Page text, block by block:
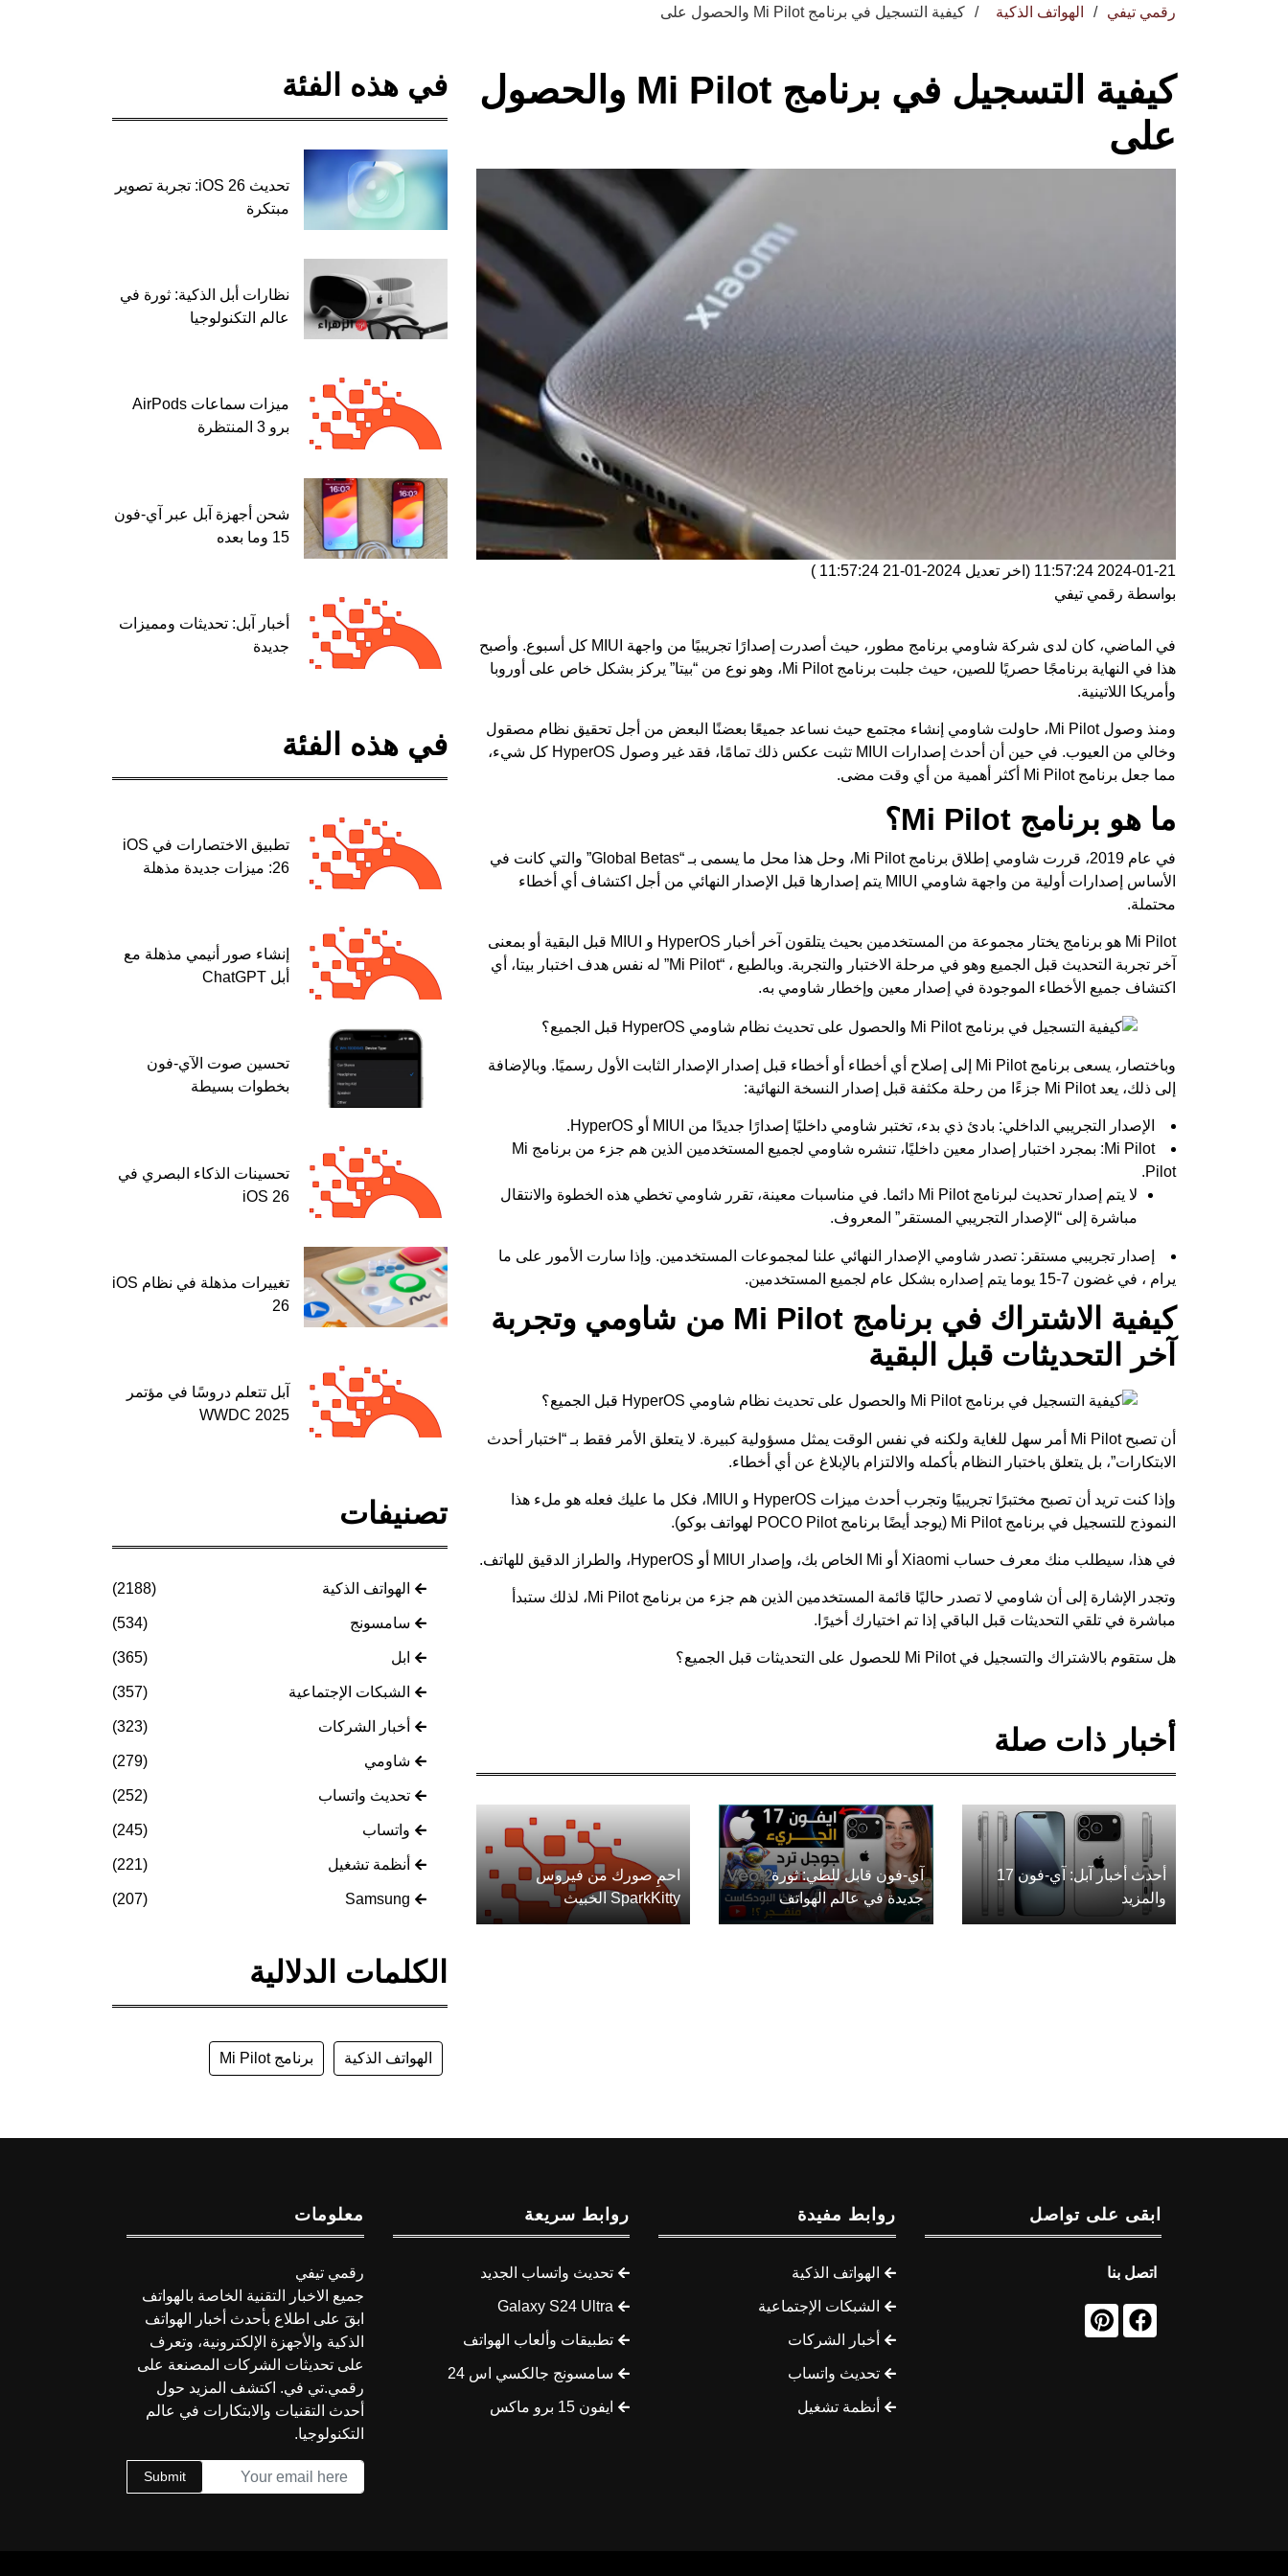
رقمي تيفي الهواتف الذكية كيفية التسجيل في برنامج Mi Pilot والحصول على
كيفية التسجيل في برنامج Mi Pilot والحصول
على
2024-01-21 11:57:24 (اخر تعديل 2024-01-21 11:57:24
)
بواسطة رقمي تيفي
في الماضي، كان لدى شركة شاومي برنامج مطور، حيث أصدرت إصدارًا تجريبيًا من واجهة MIUI كل أسبوع. وأصبح
هذا في النهاية برنامجًا حصريًا للصين، حيث جلبت برنامج Mi Pilot
، وهو نوع من “بيتا” يركز بشكل خاص على أوروبا
وأمريكا اللاتينية.
ومنذ وصول Mi Pilot، حاولت شاومي إنشاء مجتمع حيث نساعد جميعًا بعضنًا البعض من أجل تحقيق نظام مصقول
وخالي من العيوب. في حين أن أحدث إصدارات MIUI تثبت عكس ذلك تمامًا، فقد غير وصول HyperOS كل شيء،
مما جعل برنامج Mi Pilot أكثر أهمية من أي وقت مضى.
ما هو برنامج Mi Pilot؟
في عام 2019، قررت شاومي إطلاق برنامج Mi Pilot، وحل هذا محل ما يسمى بـ “Global Betas” والتي كانت في
الأساس إصدارات أولية من واجهة شاومي MIUI يتم إصدارها قبل الإصدار النهائي من أجل اكتشاف أي أخطاء
محتملة.
Mi Pilot هو برنامج يختار مجموعة من المستخدمين بحيث يتلقون آخر أخبار HyperOS و MIUI قبل البقية أو بمعنى
آخر تجربة التحديث قبل الجميع وهو في مرحلة الاختبار والتجربة. وبالطبع ، “Mi Pilot” له نفس هدف اختبار بيتا، أي
اكتشاف جميع الأخطاء الموجودة في إصدار معين وإخطار شاومي به.
وباختصار، يسعى برنامج Mi Pilot إلى إصلاح أي أخطاء أو أخطاء قبل إصدار الإصدار الثابت الأول رسميًا. وبالإضافة
إلى ذلك، يعد Mi Pilot جزءًا من رحلة مكثفة قبل إصدار النسخة النهائية:
الإصدار التجريبي الداخلي: بادئ ذي بدء، تختبر شاومي داخليًا إصدارًا جديدًا من MIUI أو HyperOS.
Mi Pilot: بمجرد اختبار إصدار معين داخليًا، تنشره شاومي لجميع المستخدمين الذين هم جزء من برنامج Mi
Pilot.
لا يتم إصدار تحديث لبرنامج Mi Pilot دائما. في مناسبات معينة، تقرر شاومي تخطي هذه الخطوة والانتقال
مباشرة إلى “الإصدار التجريبي المستقر” المعروف.
إصدار تجريبي مستقر: تصدر شاومي الإصدار النهائي علنا لمجموعات المستخدمين. وإذا سارت الأمور على ما
يرام ، في غضون 7-15 يوما يتم إصداره بشكل عام لجميع المستخدمين.
كيفية الاشتراك في برنامج Mi Pilot من شاومي وتجربة
آخر التحديثات قبل البقية
أن تصبح Mi Pilot أمر سهل للغاية ولكنه في نفس الوقت يمثل مسؤولية كبيرة. لا يتعلق الأمر فقط بـ “اختبار أحدث
الابتكارات”، بل يتعلق باختبار النظام بأكمله والالتزام بالإبلاغ عن أي أخطاء.
وإذا كنت تريد أن تصبح مختبرًا تجريبيًا وتجرب أحدث ميزات HyperOS و MIUI، فكل ما عليك فعله هو
ملء هذا
النموذج للتسجيل في برنامج Mi Pilot (يوجد أيضًا برنامج POCO Pilot لهواتف بوكو ).
في هذا، سيطلب منك معرف حساب Xiaomi أو Mi الخاص بك، وإصدار MIUI أو HyperOS، والطراز الدقيق للهاتف.
وتجدر الإشارة إلى أن شاومي لا تصدر حاليًا قائمة المستخدمين الذين هم جزء من برنامج Mi Pilot، لذلك ستبدأ
مباشرة في تلقي التحديثات قبل الباقي إذا تم اختيارك أخيرًا.
هل ستقوم بالاشتراك والتسجيل في Mi Pilot للحصول على التحديثات قبل الجميع؟
أخبار ذات صلة
أحدث أخبار آبل: آي-فون 17
والمزيد
آي-فون قابل للطي: ثورة
جديدة في عالم الهواتف
احمِ صورك من فيروس
SparkKitty الخبيث
في هذه الفئة
تحديث iOS 26: تجربة تصوير
مبتكرة
نظارات أبل الذكية: ثورة في
عالم التكنولوجيا
ميزات سماعات AirPods
برو 3 المنتظرة
شحن أجهزة آبل عبر آي-فون
15 وما بعده
أخبار آبل: تحديثات ومميزات
جديدة
في هذه الفئة
تطبيق الاختصارات في iOS
26: ميزات جديدة مذهلة
إنشاء صور أنيمي مذهلة مع
أبل ChatGPT
تحسين صوت الآي-فون
بخطوات بسيطة
تحسينات الذكاء البصري في
iOS 26
تغييرات مذهلة في نظام iOS
26
آبل تتعلم دروسًا في مؤتمر
WWDC 2025
تصنيفات
الهواتف الذكية (2188)
سامسونج (534)
ابل (365)
الشبكات الإجتماعية (357)
أخبار الشركات (323)
شاومي (279)
تحديث واتساب (252)
واتساب (245)
أنظمة تشغيل (221)
Samsung
(207)
الكلمات الدلالية
الهواتف الذكية برنامج Mi Pilot
ابقى على تواصل
اتصل بنا
روابط مفيدة
الهواتف الذكية
الشبكات الإجتماعية
أخبار الشركات
تحديث واتساب
أنظمة تشغيل
روابط سريعة
تحديث واتساب الجديد
Galaxy S24 Ultra
تطبيقات وألعاب الهواتف
سامسونج جالكسي اس 24
ايفون 15 برو ماكس
معلومات
رقمي تيفي
جميع الاخبار التقنية الخاصة بالهواتف
ابقَ على اطلاع بأحدث أخبار الهواتف
الذكية والأجهزة الإلكترونية، وتعرف
على تحديثات الشركات المصنعة على
رقمي.تي في. اكتشف المزيد حول
أحدث التقنيات والابتكارات في عالم
التكنولوجيا.
Submit